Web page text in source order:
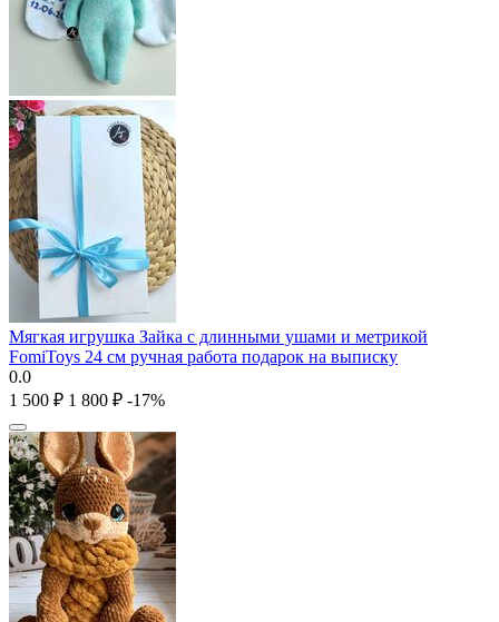
Мягкая игрушка Зайка с длинными ушами и метрикой
FomiToys 24 см ручная работа подарок на выписку
0.0
1 500 ₽ 1 800 ₽ -17%